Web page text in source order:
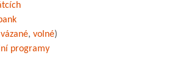
vázané, volné)
programy